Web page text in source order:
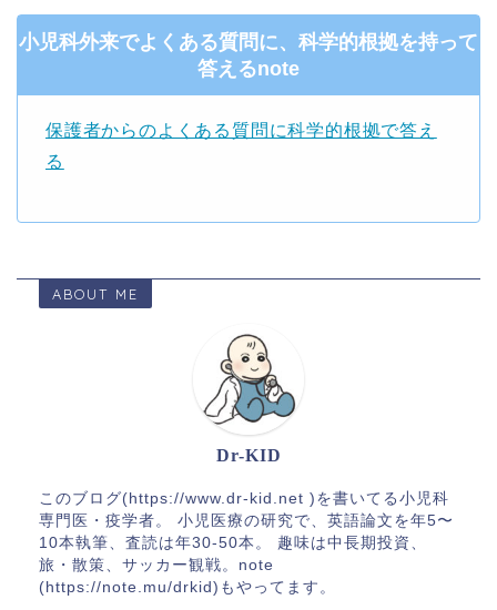
小児科外来でよくある質問に、科学的根拠を持って
答えるnote
保護者からのよくある質問に科学的根拠で答え
る
ABOUT ME
Dr-KID
このブログ(https://www.dr-kid.net )を書いてる小児科
専門医・疫学者。 小児医療の研究で、英語論文を年5〜
10本執筆、査読は年30-50本。 趣味は中長期投資、
旅・散策、サッカー観戦。note
(https://note.mu/drkid)もやってます。